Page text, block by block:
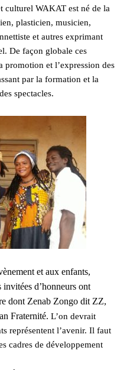
culturel WAKAT est né de la
plasticien, musicien,
et autres exprimant
De façon globale ces
promotion et l’expression des
par la formation et la
spectacles.
et aux enfants,
d’honneurs ont
dont Zenab Zongo dit ZZ,
Fraternité. L’on devrait
représentent l’avenir. Il faut
cadres de développement